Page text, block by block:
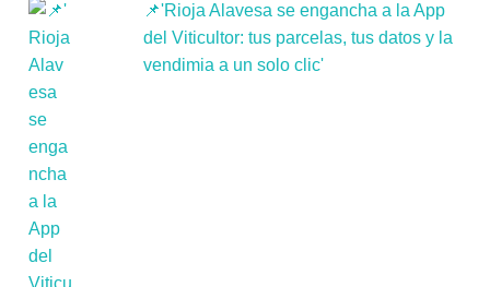
📌'Rioja Alavesa se engancha a la App
del Viticultor: tus parcelas, tus datos y la
vendimia a un solo clic'